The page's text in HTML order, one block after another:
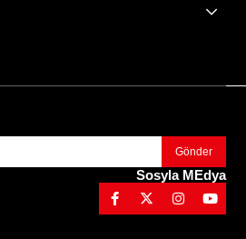
Gönder
Sosyla MEdya